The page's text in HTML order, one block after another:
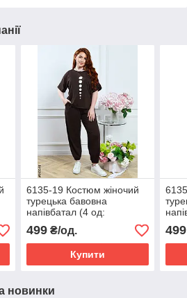
6135-19 Костюм жіночий
турецька бавовна
напівбатал (4 од:
50,52,54,56)
499₴/од.
Купити
499
новинки